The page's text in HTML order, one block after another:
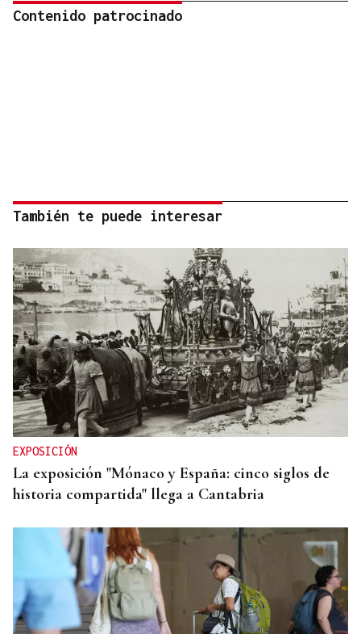
Contenido patrocinado
También te puede interesar
EXPOSICIÓN
La exposición "Mónaco y España: cinco siglos de
historia compartida" llega a Cantabria